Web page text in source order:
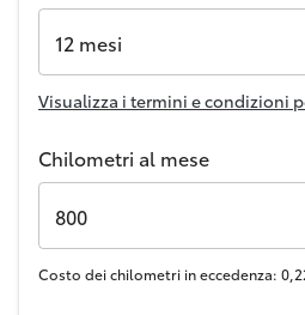
12 mesi
Visualizza i termini e condizioni
Chilometri al mese
800
Costo dei chilometri in eccedenza: